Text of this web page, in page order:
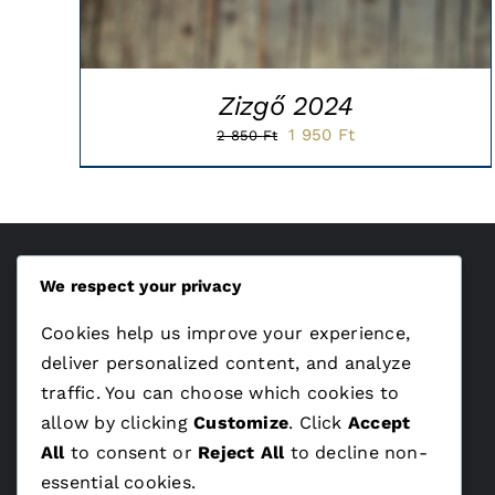
Zizgő 2024
2 850Ft
Original
price
1 950 FtCurrent
price
ÁSZF
Adatvédelem
We respect your privacy
Cookies help us improve your experience,
deliver personalized content, and analyze
traffic. You can choose which cookies to
allow by clickingCustomize. Click Accept
Allto consent or Reject Allto decline non-
essential cookies.